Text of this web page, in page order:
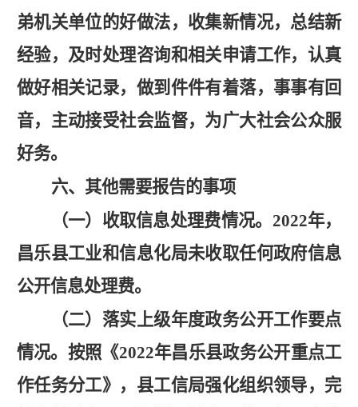
弟机关单位的好做法，收集新情况，总结新
经验，及时处理咨询和相关申请工作，认真
做好相关记录，做到件件有着落，事事有回
音，主动接受社会监督，为广大社会公众服
好务。
六、其他需要报告的事项
（一）收取信息处理费情况。 2022年，
昌乐县工业和信息化局未收取任何政府信息
公开信息处理费。
（二）落实上级年度政务公开工作要点
情况。 按照《2022年昌乐县政务公开重点工
作任务分工》，县工信局强化组织领导，完